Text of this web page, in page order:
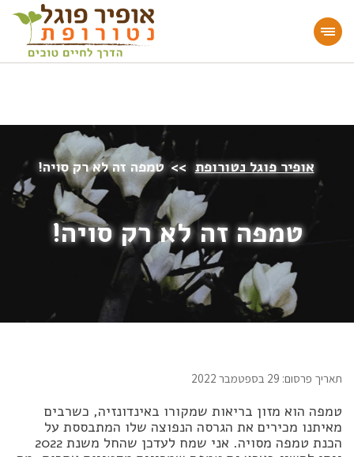
מעוניינים להעמיק או להתחיל דרך חיים בריאה?
הצטרפו לאתר!
אופיר פוגל נטורופת >>טמפה זה לא רק סויה!
טמפה זה לא רק סויה!
תאריך פרסום: 29 בספטמבר 2022
טמפה הוא מזון בריאות שמקורו באינדונזיה, כשרבים
מאיתנו מכירים את הגרסה הנפוצה שלו המתבססת על
הכנת טמפה מסויה. אני שמח לעדכן שהחל משנת 2022